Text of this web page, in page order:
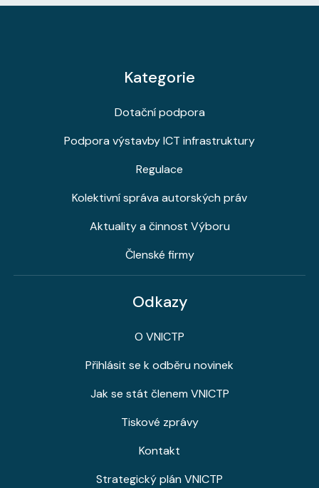
Kategorie
Dotační podpora
Podpora výstavby ICT infrastruktury
Regulace
Kolektivní správa autorských práv
Aktuality a činnost Výboru
Členské firmy
Odkazy
O VNICTP
Přihlásit se k odběru novinek
Jak se stát členem VNICTP
Tiskové zprávy
Kontakt
Strategický plán VNICTP